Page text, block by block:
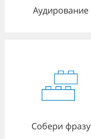
Аудирование
Собери фразу